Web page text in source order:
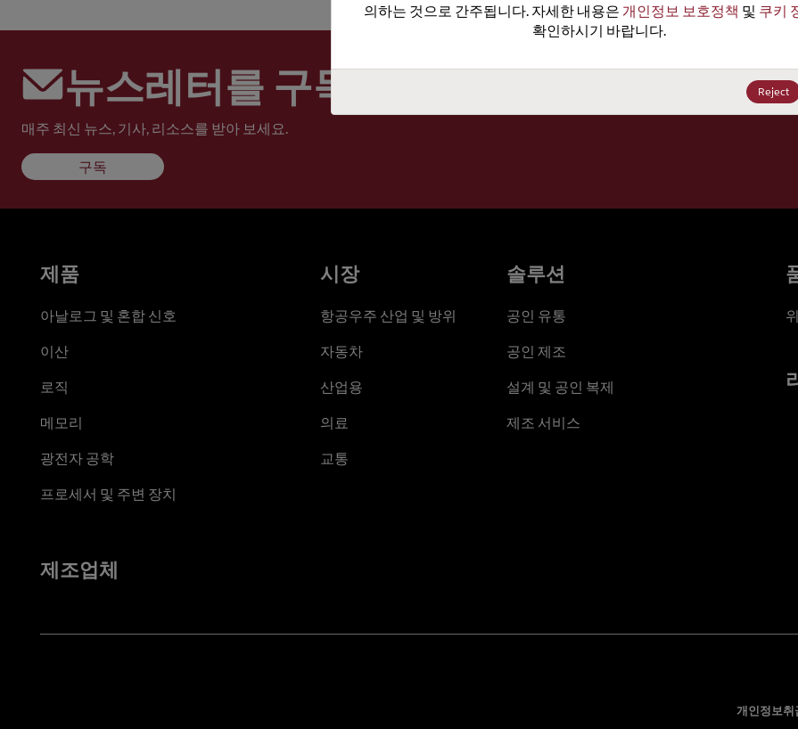
뉴스레터를 구독하세요
매주 최신 뉴스, 기사, 리소스를 받아 보세요.
구독
의하는 것으로 간주됩니다. 자세한 내용은 개인정보 보호정책 및 쿠키
확인하시기 바랍니다.
Reject
제품
아날로그 및 혼합 신호
이산
로직
메모리
광전자 공학
프로세서 및 주변 장치
시장
항공우주 산업 및 방위
자동차
산업용
의료
교통
솔루션
공인 유통
공인 제조
설계 및 공인 복제
제조 서비스
제조업체
개인정보취